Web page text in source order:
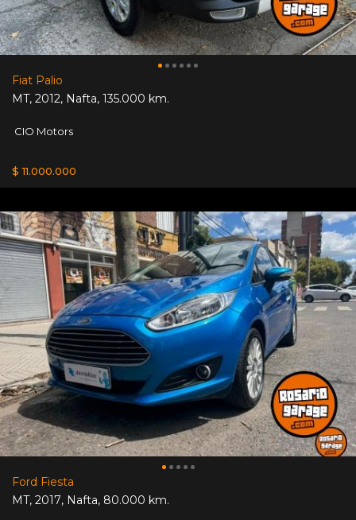
Fiat Palio
MT, 2012, Nafta, 135.000 km.
CIO Motors
$ 11.000.000
Ford Fiesta
MT, 2017, Nafta, 80.000 km.